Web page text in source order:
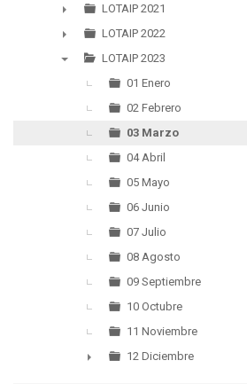
►
►
LOTAIP 2021
►
LOTAIP 2022
LOTAIP 2023
01 Enero
02 Febrero
03 Marzo
04 Abril
05 Mayo
06 Junio
07 Julio
08 Agosto
09 Septiembre
10 Octubre
11 Noviembre
12 Diciembre